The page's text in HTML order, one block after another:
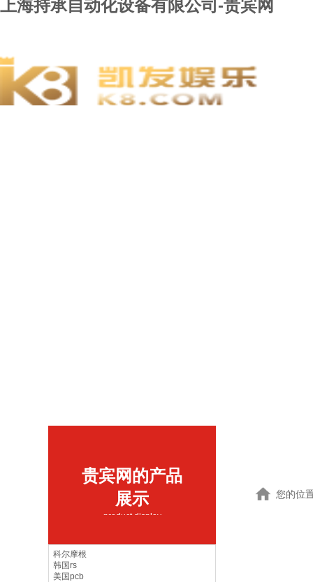
上海持承自动化设备有限公司-贵宾网
贵宾网的产品
展示
product display
您的位
科尔摩根
韩国rs
美国pcb